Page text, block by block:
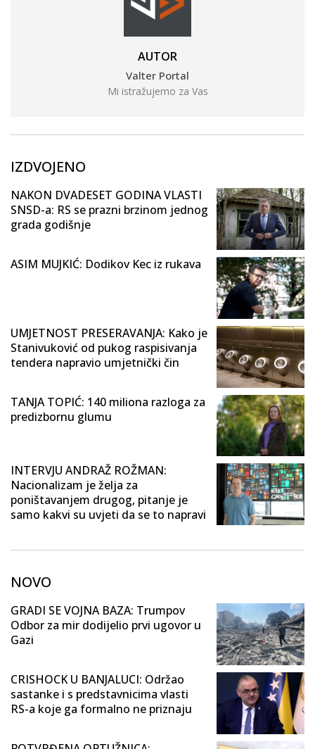
AUTOR
Valter Portal
Mi istražujemo za Vas
IZDVOJENO
NAKON DVADESET GODINA VLASTI
SNSD-a: RS se prazni brzinom jednog
grada godišnje
ASIM MUJKIĆ: Dodikov Kec iz rukava
UMJETNOST PRESERAVANJA: Kako je
Stanivuković od pukog raspisivanja
tendera napravio umjetnički čin
TANJA TOPIĆ: 140 miliona razloga za
predizbornu glumu
INTERVJU ANDRAŽ ROŽMAN:
Nacionalizam je želja za
poništavanjem drugog, pitanje je
samo kakvi su uvjeti da se to napravi
NOVO
GRADI SE VOJNA BAZA: Trumpov
Odbor za mir dodijelio prvi ugovor u
Gazi
CRISHOCK U BANJALUCI: Održao
sastanke i s predstavnicima vlasti
RS-a koje ga formalno ne priznaju